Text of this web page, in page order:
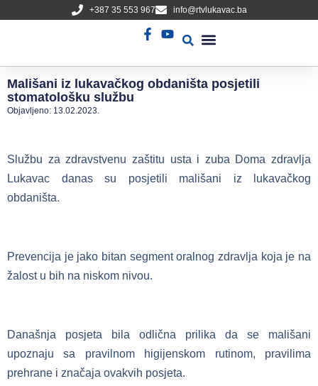
+387 35 553 967 info@rtvlukavac.ba
Mališani iz lukavačkog obdaništa posjetili
stomatološku službu
Objavljeno: 13.02.2023.
Službu za zdravstvenu zaštitu usta i zuba Doma zdravlja
Lukavac danas su posjetili mališani iz lukavačkog
obdaništa.
Prevencija je jako bitan segment oralnog zdravlja koja je na
žalost u bih na niskom nivou.
Današnja posjeta bila odlična prilika da se mališani
upoznaju sa pravilnom higijenskom rutinom, pravilima
prehrane i značaja ovakvih posjeta.